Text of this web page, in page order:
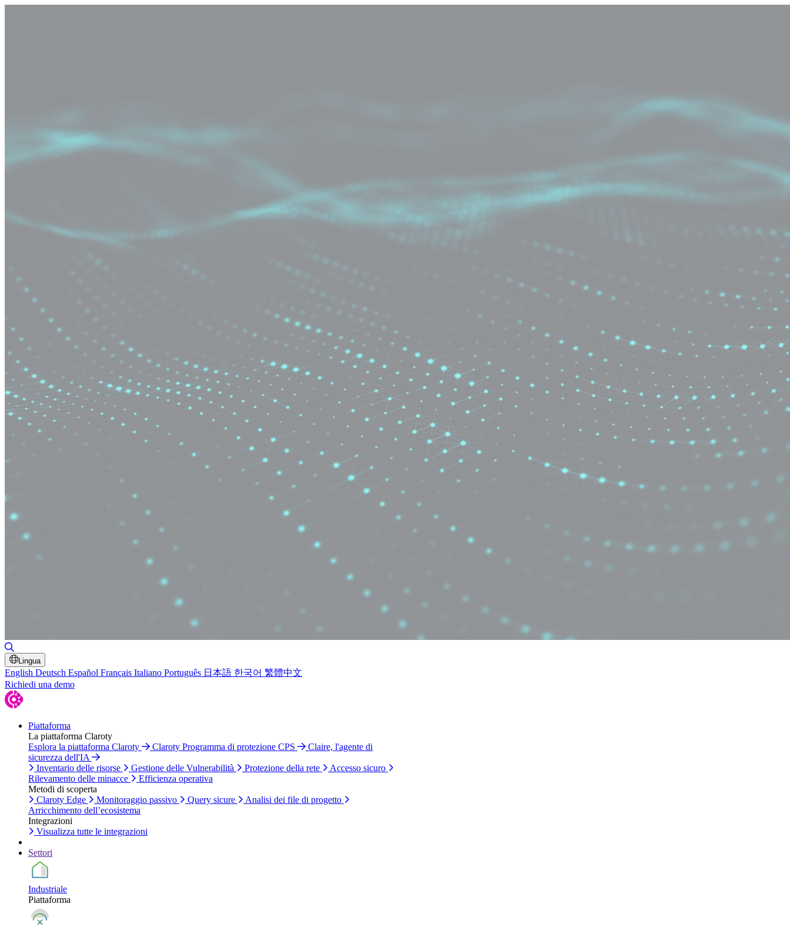
Lingua
English Deutsch Español Français Italiano Português 日本語 한국어 繁體中文
Richiedi una demo
Piattaforma
La piattaforma Claroty
Esplora la piattaforma Claroty
Claroty Programma di protezione CPS
Claire, l'agente di
sicurezza dell'IA
Inventario delle risorse
Gestione delle Vulnerabilità Protezione della rete
Accesso sicuro
Rilevamento delle minacce
Efficienza operativa
Metodi di scoperta
Claroty Edge
Monitoraggio passivo Query sicure
Analisi dei file di progetto
Arricchimento dell’ecosistema
Integrazioni
Visualizza tutte le integrazioni
Settori
Industriale
Piattaforma